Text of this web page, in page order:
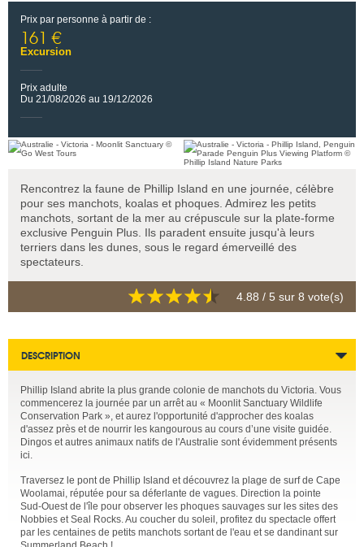
Prix par personne à partir de :
161 €
Excursion
Prix adulte
Du 21/08/2026 au 19/12/2026
Rencontrez la faune de Phillip Island en une journée, célèbre
pour ses manchots, koalas et phoques. Admirez les petits
manchots, sortant de la mer au crépuscule sur la plate-forme
exclusive Penguin Plus. Ils paradent ensuite jusqu'à leurs
terriers dans les dunes, sous le regard émerveillé des
spectateurs.
4.88 / 5 sur 8 vote(s)
DESCRIPTION
Phillip Island abrite la plus grande colonie de manchots du Victoria. Vous
commencerez la journée par un arrêt au « Moonlit Sanctuary Wildlife
Conservation Park », et aurez l'opportunité d'approcher des koalas
d'assez près et de nourrir les kangourous au cours d’une visite guidée.
Dingos et autres animaux natifs de l'Australie sont évidemment présents
ici.
Traversez le pont de Phillip Island et découvrez la plage de surf de Cape
Woolamai, réputée pour sa déferlante de vagues. Direction la pointe
Sud-Ouest de l'île pour observer les phoques sauvages sur les sites des
Nobbies et Seal Rocks. Au coucher du soleil, profitez du spectacle offert
par les centaines de petits manchots sortant de l'eau et se dandinant sur